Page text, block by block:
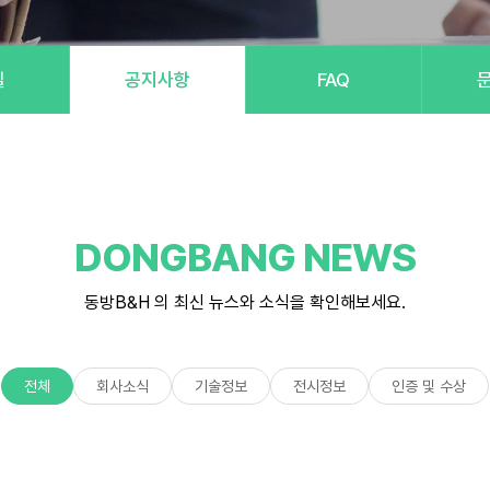
공지사항 FAQ
DONGBANG NEWS
동방B&H 의 최신 뉴스와 소식을 확인해보세요.
전체 회사소식 기술정보 전시정보 인증 및 수상